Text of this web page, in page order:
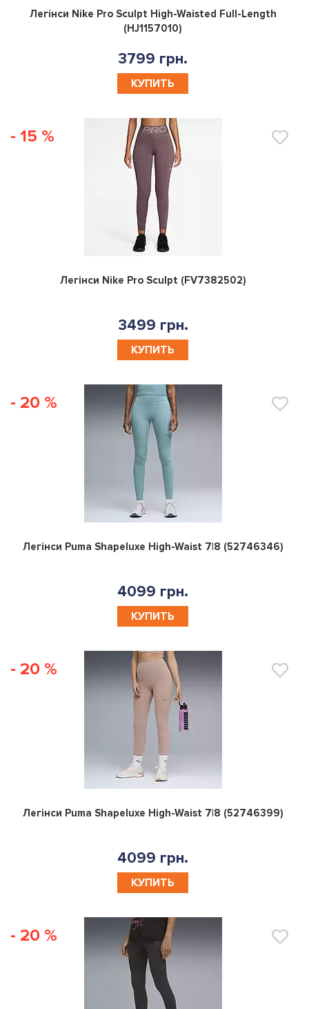
0
Легінси Nike Pro Sculpt High-Waisted Full-Length
(HJ1157010)
3799 грн.
КУПИТЬ
- 15 %
0
Легінси Nike Pro Sculpt (FV7382502)
3499 грн.
КУПИТЬ
- 20 %
0
Легінси Puma Shapeluxe High-Waist 7|8 (52746346)
4099 грн.
КУПИТЬ
- 20 %
0
Легінси Puma Shapeluxe High-Waist 7|8 (52746399)
4099 грн.
КУПИТЬ
- 20 %